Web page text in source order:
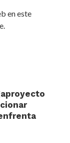
en este